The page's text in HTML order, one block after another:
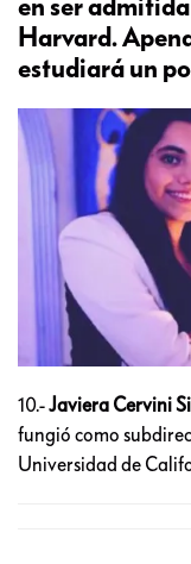
en ser
Harvard.
estudiará un
10.-Javiera Cervini
fungió como
Universidad de